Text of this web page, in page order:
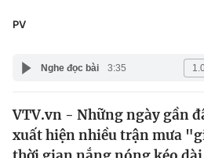
Y tế
Đời sống
Giáo dục
PV
Nghe đọc bài 3:35
VTV.vn - Những ngày gần
xuất hiện nhiều trận mưa